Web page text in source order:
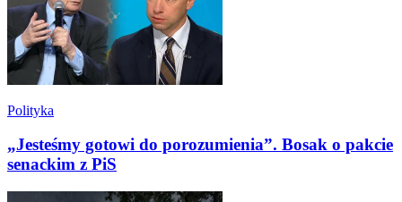
Polityka
„Jesteśmy gotowi do porozumienia”. Bosak o pakcie
senackim z PiS